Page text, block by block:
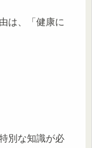
は、「健康に
別な知識が必